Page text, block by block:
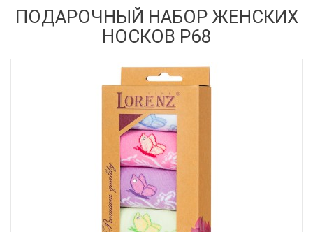
ПОДАРОЧНЫЙ НАБОР ЖЕНСКИХ
НОСКОВ Р68